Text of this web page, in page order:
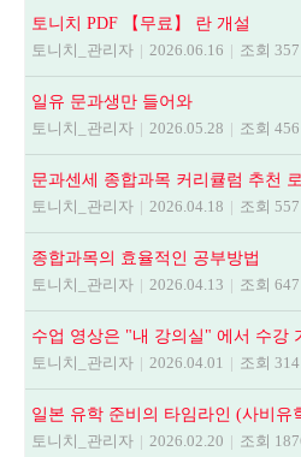
토니치 PDF 【무료】 란 개설
토니치_관리자 | 2026.06.16 | 조회 357
일유 문과생만 들어와
토니치_관리자 | 2026.05.28 | 조회 456
문과센세 종합과목 커리큘럼 추천
토니치_관리자 | 2026.04.18 | 조회 557
종합과목의 효율적인 공부방법
토니치_관리자 | 2026.04.13 | 조회 647
수업 영상은 "내 강의실" 에서 수강
토니치_관리자 | 2026.04.01 | 조회 314
일본 유학 준비의 타임라인 (사비유
토니치_관리자 | 2026.02.20 | 조회